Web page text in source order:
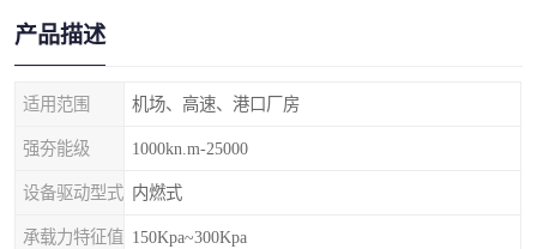
产品描述
适用范围 机场、高速、港口厂房
强夯能级 1000kn.m-25000
设备驱动型式 内燃式
承载力特征值 150Kpa~300Kpa